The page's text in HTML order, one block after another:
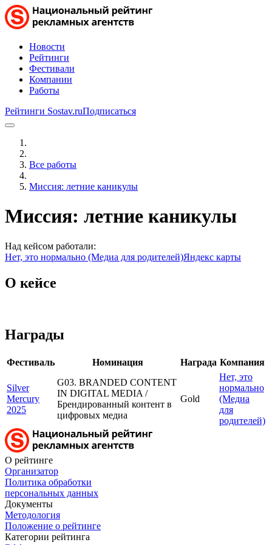
Новости
Рейтинги
Фестивали
Компании
Работы
Рейтинги Sostav.ruПодписаться
Все работы
Миссия: летние каникулы
Миссия: летние каникулы
Над кейсом работали:
Нет, это нормально (Медиа для родителей)Яндекс карты
О кейсе
Награды
Фестиваль Номинация Награда Компания
Silver
Mercury
2025
G03. BRANDED CONTENT
IN DIGITAL MEDIA /
Брендированный контент в
цифровых медиа
Gold
Нет, это
нормально
(Медиа
для
родителей)
О рейтинге
Организатор
Политика обработки
персональных данных
Документы
Методология
Положение о рейтинге
Категории рейтинга